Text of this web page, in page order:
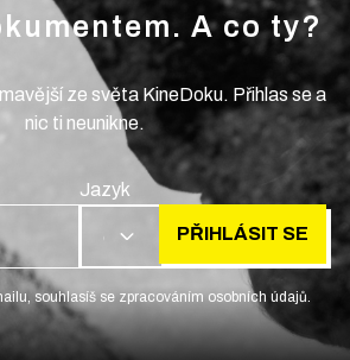
A co ty?
ze světa KineDoku. Přihlas se a
nic ti neunikne.
Jazyk
CS PŘIHLÁSIT SE
souhlasíš se zpracováním osobních údajů.